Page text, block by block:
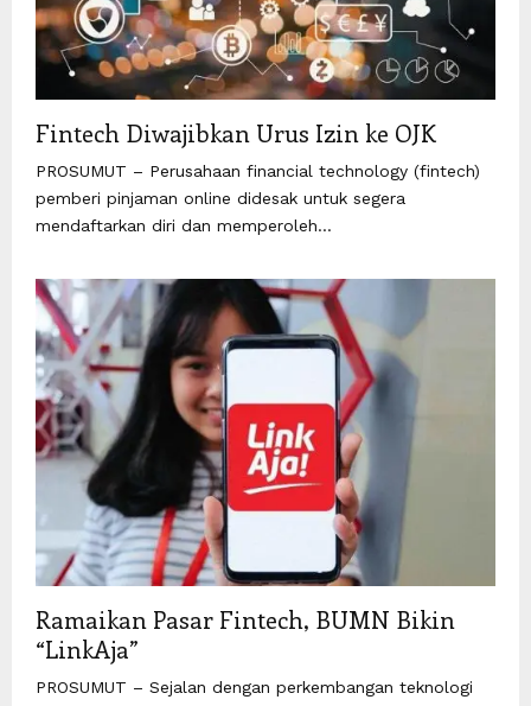
Fintech Diwajibkan Urus Izin ke OJK
PROSUMUT – Perusahaan financial technology (fintech)
pemberi pinjaman online didesak untuk segera
mendaftarkan diri dan memperoleh...
Ramaikan Pasar Fintech, BUMN Bikin
“LinkAja”
PROSUMUT – Sejalan dengan perkembangan teknologi